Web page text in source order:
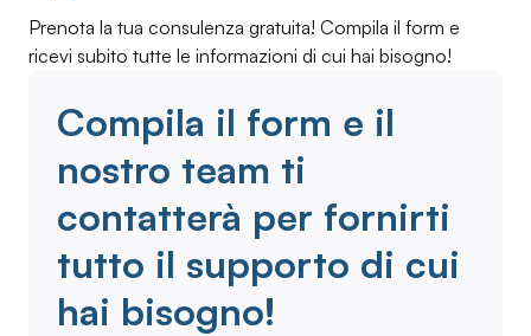
Prenota la tua consulenza gratuita! Compila il form e
ricevi subito tutte le informazioni di cui hai bisogno!
Compila il form e il
nostro team ti
contatterà per fornirti
tutto il supporto di cui
hai bisogno!